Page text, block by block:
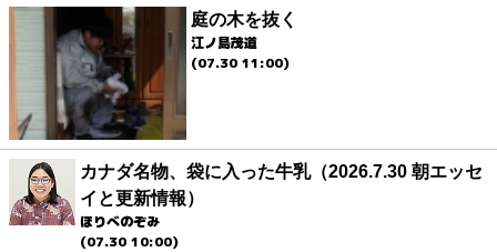
庭の木を抜く
江ノ島茂道
(07.30 11:00)
カナダ名物、袋に入った牛乳（2026.7.30 朝エッセ
イと更新情報）
ほりべのぞみ
(07.30 10:00)